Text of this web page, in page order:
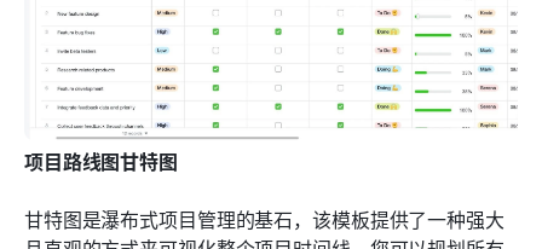
项目路线图甘特图
甘特图是瀑布式项目管理的基石，该模板提供了一种强大